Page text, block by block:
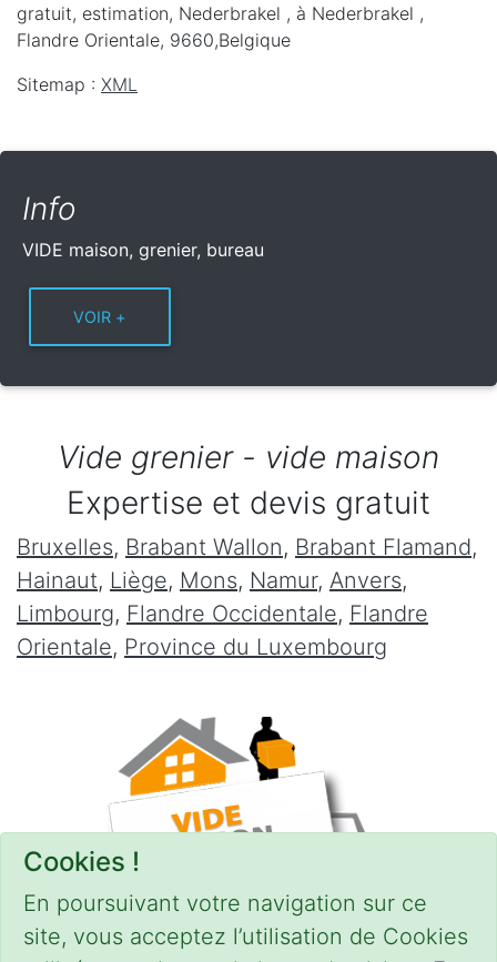
Cookies !
En poursuivant votre navigation sur ce
site, vous acceptez l’utilisation de Cookies
gratuit, estimation, Nederbrakel , à Nederbrakel ,
Flandre Orientale, 9660,Belgique
Sitemap : XML
Info
VIDE maison, grenier, bureau
Vide grenier - vide maison
Expertise et devis gratuit
Bruxelles, Brabant Wallon, Brabant Flamand,
Hainaut, Liège, Mons, Namur, Anvers,
Limbourg, Flandre Occidentale, Flandre
Orientale, Province du Luxembourg